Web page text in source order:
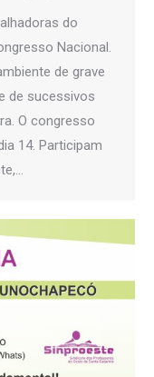
do
Nacional.
de grave
de sucessivos
O congresso
14. Participam